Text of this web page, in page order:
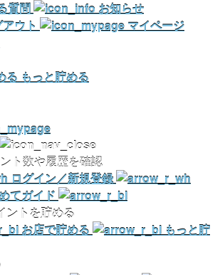
質問
お知らせ
アウト
マイページ
る もっと貯める
ト数や履歴を確認
ログイン／新規登録
てガイド
ントを貯める
お店で貯める
もっと貯